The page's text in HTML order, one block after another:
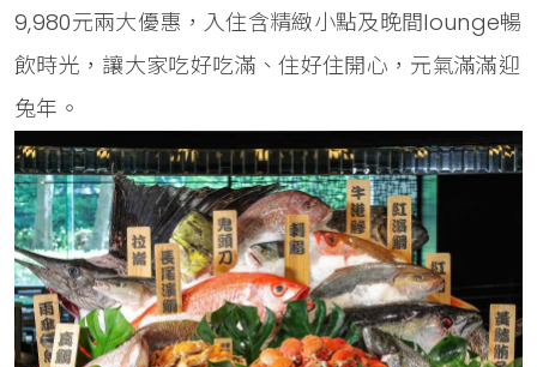
9,980元兩大優惠，入住含精緻小點及晚間lounge暢
飲時光，讓大家吃好吃滿、住好住開心，元氣滿滿迎
兔年。